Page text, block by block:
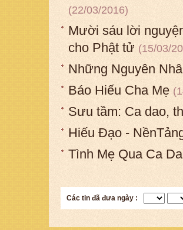
(22/03/2016)
Mười sáu lời
cho Phật tử (15/03/
Những Nguyên
Báo Hiếu Cha Mẹ
Sưu tầm: Ca dao,
Hiếu Đạo -
Tình Mẹ Qua Ca
Các tin đã đưa ngày :